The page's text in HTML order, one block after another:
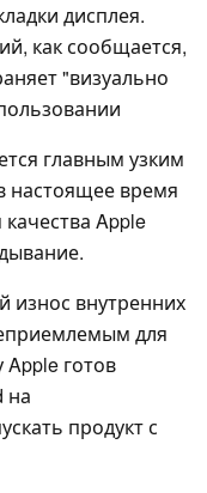
дисплея.
как сообщается,
"визуально
главным узким
настоящее время
Apple
износ внутренних
для
готов
на
продукт с